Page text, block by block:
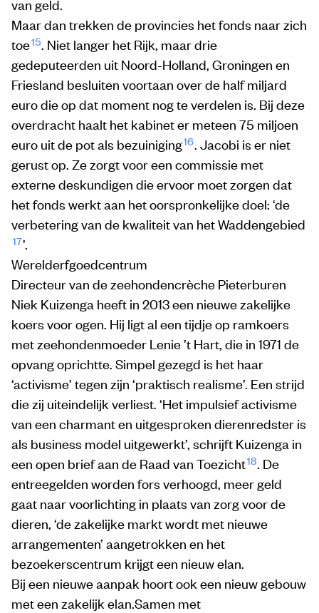
van geld.
Maar dan trekken de provincies het fonds naar zich
toe15. Niet langer het Rijk, maar drie
gedeputeerden uit Noord-Holland, Groningen en
Friesland besluiten voortaan over de half miljard
euro die op dat moment nog te verdelen is. Bij deze
overdracht haalt het kabinet er meteen 75 miljoen
euro uit de pot als bezuiniging16. Jacobi is er niet
gerust op. Ze zorgt voor een commissie met
externe deskundigen die ervoor moet zorgen dat
het fonds werkt aan het oorspronkelijke doel: ‘de
verbetering van de kwaliteit van het Waddengebied
17’.
Werelderfgoedcentrum
Directeur van de zeehondencrèche Pieterburen
Niek Kuizenga heeft in 2013 een nieuwe zakelijke
koers voor ogen. Hij ligt al een tijdje op ramkoers
met zeehondenmoeder Lenie ’t Hart, die in 1971 de
opvang oprichtte. Simpel gezegd is het haar
‘activisme’ tegen zijn ‘praktisch realisme’. Een strijd
die zij uiteindelijk verliest. ‘Het impulsief activisme
van een charmant en uitgesproken dierenredster is
als business model uitgewerkt’, schrijft Kuizenga in
een open brief aan de Raad van Toezicht18. De
entreegelden worden fors verhoogd, meer geld
gaat naar voorlichting in plaats van zorg voor de
dieren, ‘de zakelijke markt wordt met nieuwe
arrangementen’ aangetrokken en het
bezoekerscentrum krijgt een nieuw elan.
Bij een nieuwe aanpak hoort ook een nieuw gebouw
met een zakelijk elan.Samen met